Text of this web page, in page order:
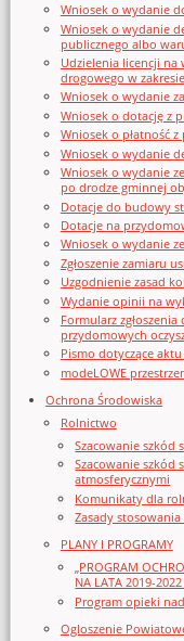
Wniosek o wydanie
Wniosek o wydanie
publicznego albo
Udzielenia licencji
drogowego w
Wniosek o wydanie
Wniosek o dotację z
Wniosek o płatność
Wniosek o wydanie
Wniosek o wydanie
po drodze gminnej
Dotacje do budowy
Dotacje na
Wniosek o wydanie
Zgłoszenie zamiaru
Uzgodnienie zasad
Wydanie opinii na
Formularz
przydomowych
Pismo dotyczące
modeLOWE
Ochrona Środowiska
Rolnictwo
Szacowanie szkód
Szacowanie szkód
atmosferycznymi
Komunikaty dla
Zasady
PLANY I PROGRAMY
„PROGRAM
NA LATA 2019-
Program opieki
Ogloszenie